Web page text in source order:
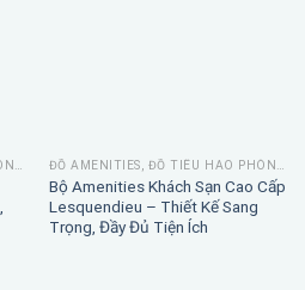
ĐỒ AMENITIES, ĐỒ TIÊU HAO PHÒNG TẮM ĐỒ AMENITIES, ĐỒ TIÊU HAO PHÒNG TẮM
Bộ Amenities Khách Sạn Cao Cấp
Lesquendieu – Thiết Kế Sang
Trọng, Đầy Đủ Tiện Ích